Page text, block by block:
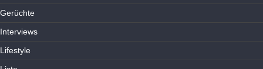
Gerüchte
Interviews
Lifestyle